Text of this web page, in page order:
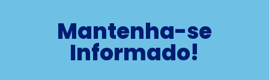
Mantenha-se
Informado!